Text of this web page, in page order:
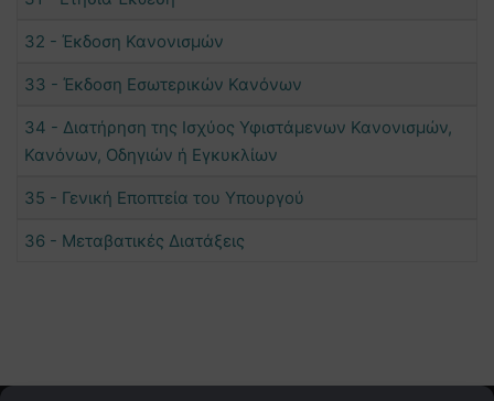
32 - Έκδοση Κανονισμών
33 - Έκδοση Εσωτερικών Κανόνων
34 - Διατήρηση της Ισχύος Υφιστάμενων Κανονισμών,
Κανόνων, Οδηγιών ή Εγκυκλίων
35 - Γενική Εποπτεία του Υπουργού
36 - Μεταβατικές Διατάξεις